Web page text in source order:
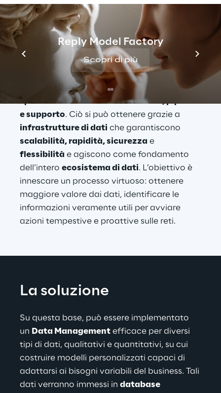
Reply Model Factory
Scopri di più
e il reinforcement learning possono essere
utilizzate per automatizzare il processo di
progettazione della rete e ottimizzare le
prestazioni di rete in tempo reale.
Tuttavia, per lavorare efficacemente, tutte
queste applicazioni hanno bisogno di una
specifica infrastruttura di calcolo, pipeline
e supporto. Ciò si può ottenere grazie a
infrastrutture di dati che garantiscono
scalabilità, rapidità, sicurezza e
flessibilità e agiscono come fondamento
dell’intero ecosistema di dati. L’obiettivo è
innescare un processo virtuoso: ottenere
maggiore valore dai dati, identificare le
informazioni veramente utili per avviare
azioni tempestive e proattive sulle reti.
La soluzione
Su questa base, può essere implementato
un Data Management efficace per diversi
tipi di dati, qualitativi e quantitativi, su cui
costruire modelli personalizzati capaci di
adattarsi ai bisogni variabili del business. Tali
dati verranno immessi in database